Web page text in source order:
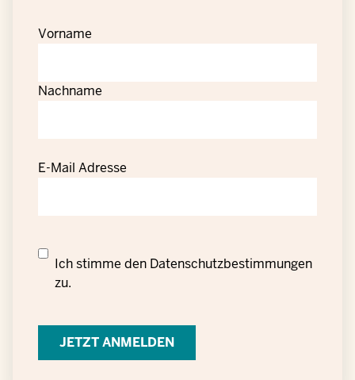
Vorname
Nachname
E-Mail Adresse
Datenschutzrechtliche
Einwilligung
personenbezogener
Ich stimme den Datenschutzbestimmungen
zu.